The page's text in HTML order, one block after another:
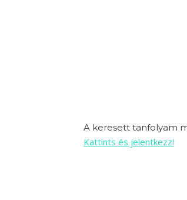
A keresett tanfolyam
Kattints és jelentkezz!